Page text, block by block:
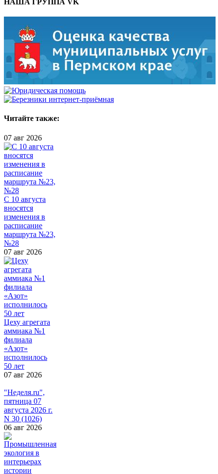
Читайте также:
07 авг 2026
С 10 августа
вносятся
изменения в
расписание
маршрута №23,
№28
07 авг 2026
Цеху агрегата
аммиака №1
филиала
«Азот»
исполнилось
50 лет
07 авг 2026
"Неделя.ru",
пятница 07
августа 2026 г.
N 30 (1026)
06 авг 2026